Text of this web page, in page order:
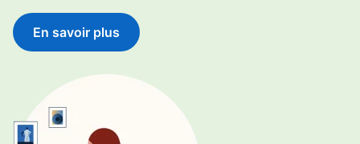
En savoir plus